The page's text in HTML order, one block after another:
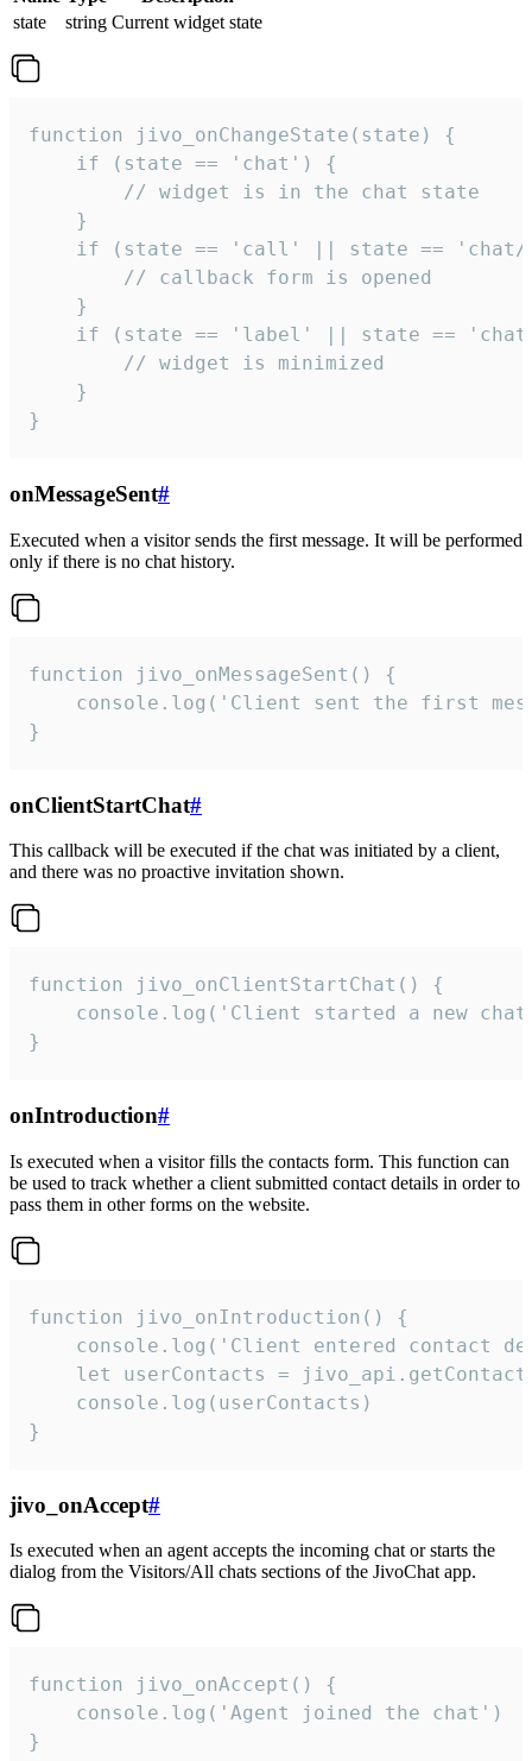
state
string Current widget state
function jivo_onChangeState(state) {
    if (state == 'chat') {
        // widget is in the chat state
    }
if (state == 'call' || state ==
        // callback form is opened
    }
if (state == 'label' || state ==
        // widget is minimized
    }
}
onMessageSent#
Executed when a visitor sends the first message. It will be performed
only if there is no chat history.
function jivo_onMessageSent() {
console.log('Client sent the first
}
onClientStartChat#
This callback will be executed if the chat was initiated by a client,
and there was no proactive invitation shown.
function jivo_onClientStartChat() {
console.log('Client started a new
}
onIntroduction#
Is executed when a visitor fills the contacts form. This function can
be used to track whether a client submitted contact details in order to
pass them in other forms on the website.
function jivo_onIntroduction() {
console.log('Client entered contact
let userContacts =
    console.log(userContacts)
}
jivo_onAccept#
Is executed when an agent accepts the incoming chat or starts the
dialog from the Visitors/All chats sections of the JivoChat app.
function jivo_onAccept() {
}